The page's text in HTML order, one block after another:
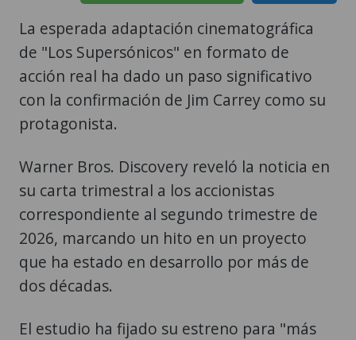
La esperada adaptación cinematográfica
de "Los Supersónicos" en formato de
acción real ha dado un paso significativo
con la confirmación de Jim Carrey como su
protagonista.
Warner Bros. Discovery reveló la noticia en
su carta trimestral a los accionistas
correspondiente al segundo trimestre de
2026, marcando un hito en un proyecto
que ha estado en desarrollo por más de
dos décadas.
El estudio ha fijado su estreno para "más